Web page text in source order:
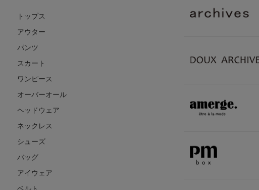
トップス
アウター
パンツ
スカート
ワンピース
オーバーオール
ヘッドウェア
ネックレス
シューズ
バッグ
アイウェア
ベルト